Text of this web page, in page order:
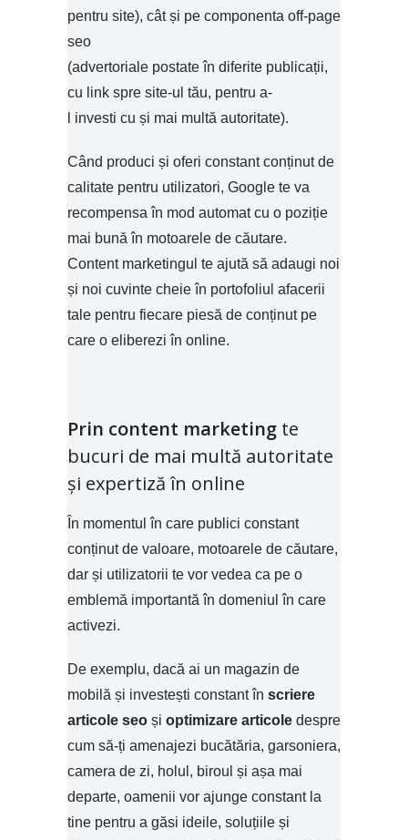
pentru site), cât și pe componenta off-page
seo
(advertoriale postate în diferite publicații,
cu link spre site-ul tău, pentru a-
l investi cu și mai multă autoritate).
Când produci și oferi constant conținut de
calitate pentru utilizatori, Google te va
recompensa în mod automat cu o poziție
mai bună în motoarele de căutare.
Content marketingul te ajută să adaugi noi
și noi cuvinte cheie în portofoliul afacerii
tale pentru fiecare piesă de conținut pe
care o eliberezi în online.
Prin content marketing te
bucuri de mai multă autoritate
și expertiză în online
În momentul în care publici constant
conținut de valoare, motoarele de căutare,
dar și utilizatorii te vor vedea ca pe o
emblemă importantă în domeniul în care
activezi.
De exemplu, dacă ai un magazin de
mobilă și investești constant în scriere
articole seo și optimizare articole despre
cum să-ți amenajezi bucătăria, garsoniera,
camera de zi, holul, biroul și așa mai
departe, oamenii vor ajunge constant la
tine pentru a găsi ideile, soluțiile și